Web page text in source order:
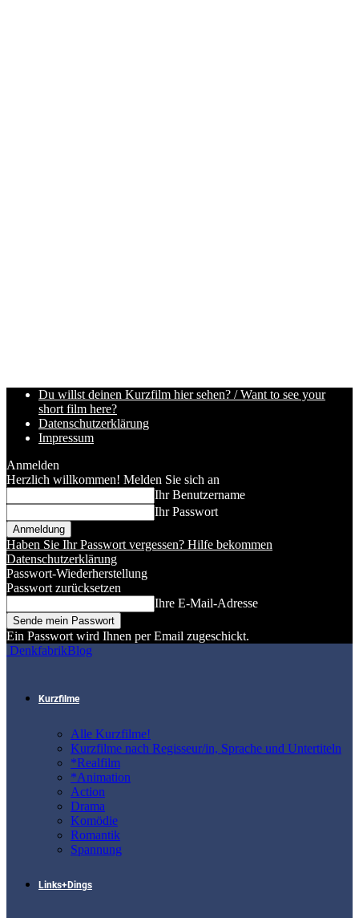
Du willst deinen Kurzfilm hier sehen? / Want to see your
short film here?
Datenschutzerklärung
Impressum
Anmelden
Herzlich willkommen! Melden Sie sich an
Ihr Benutzername
Ihr Passwort
Haben Sie Ihr Passwort vergessen? Hilfe bekommen
Datenschutzerklärung
Passwort-Wiederherstellung
Passwort zurücksetzen
Ihre E-Mail-Adresse
Ein Passwort wird Ihnen per Email zugeschickt.
DenkfabrikBlog
Kurzfilme
Alle Kurzfilme!
Kurzfilme nach Regisseur/in, Sprache und Untertiteln
*Realfilm
*Animation
Action
Drama
Komödie
Romantik
Spannung
Links+Dings